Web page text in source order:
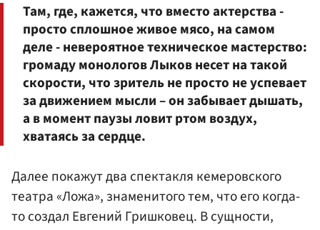
Там, где, кажется, что вместо актерства -
просто сплошное живое мясо, на самом
деле - невероятное техническое мастерство:
громаду монологов Лыков несет на такой
скорости, что зритель не просто не успевает
за движением мысли – он забывает дышать,
а в момент паузы ловит ртом воздух,
хватаясь за сердце.
Далее покажут два спектакля кемеровского
театра «Ложа», знаменитого тем, что его когда-
то создал Евгений Гришковец. В сущности,